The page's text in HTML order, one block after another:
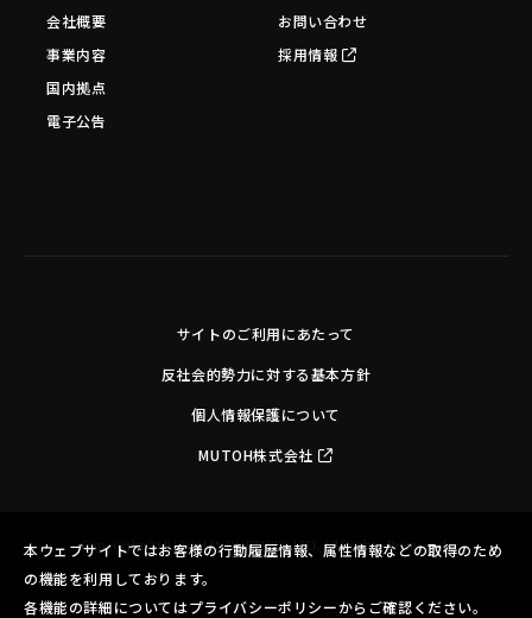
会社概要
事業内容
国内拠点
電子公告
お問い合わせ
採用情報
サイトのご利用にあたって
反社会的勢力に対する基本方針
個人情報保護について
MUTOH株式会社
Copyright©MUTOH INDUSTRIES LTD. All Rights Reserved.
本ウェブサイトではお客様の行動履歴情報、属性情報などの取得のため
の機能を利用しております。
各機能の詳細についてはプライバシーポリシーからご確認ください。